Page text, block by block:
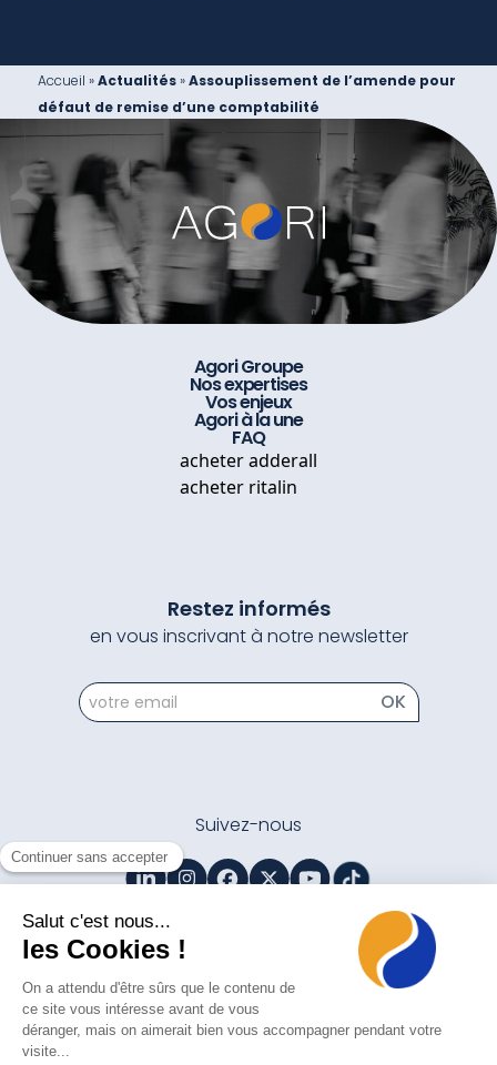
Accueil »Actualités»Assouplissement de l’amende pour
défaut de remise d’une comptabilité
Agori Groupe
Nos expertises
Vos enjeux
Agori à la une
FAQ
acheter adderall
acheter ritalin
Restez informés
en vous inscrivant à notre newsletter
newsletter OK
Suivez-nous
Contactez-nous